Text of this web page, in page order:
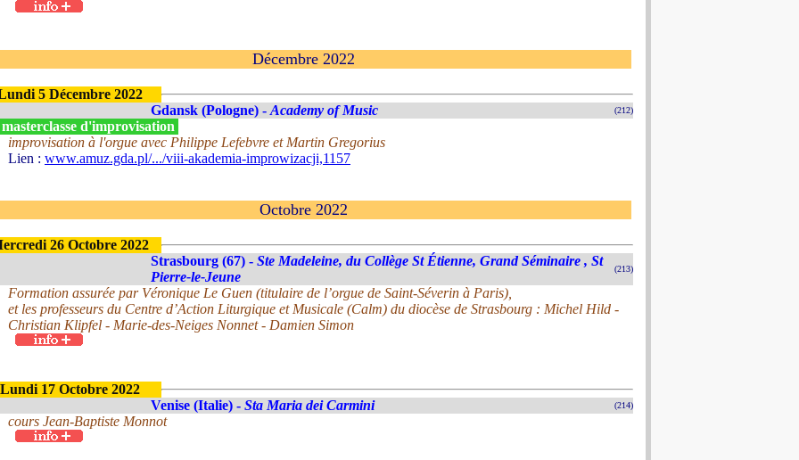
Décembre 2022
5 Décembre 2022
Gdansk (Pologne) - Academy of Music (212)
d'improvisation
improvisation à l'orgue avec Philippe Lefebvre et Martin Gregorius
Lien : www.amuz.gda.pl/.../viii-akademia-improwizacji,1157
Octobre 2022
26 Octobre 2022
Strasbourg (67) - Ste Madeleine, du Collège St Étienne, Grand Séminaire , St
Pierre-le-Jeune
(213)
Formation assurée par Véronique Le Guen (titulaire de l’orgue de Saint-Séverin à Paris),
et les professeurs du Centre d’Action Liturgique et Musicale (Calm) du diocèse de Strasbourg : Michel Hild -
Christian Klipfel - Marie-des-Neiges Nonnet - Damien Simon
Lundi 17 Octobre 2022
Venise (Italie) - Sta Maria dei Carmini (214)
cours Jean-Baptiste Monnot